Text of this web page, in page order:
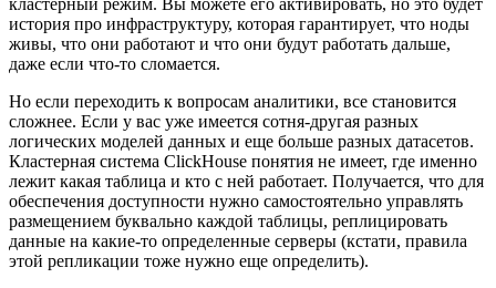
кластерный режим. Вы можете его активировать, но это будет
история про инфраструктуру, которая гарантирует, что ноды
живы, что они работают и что они будут работать дальше,
даже если что-то сломается.
Но если переходить к вопросам аналитики, все становится
сложнее. Если у вас уже имеется сотня-другая разных
логических моделей данных и еще больше разных датасетов.
Кластерная система ClickHouse понятия не имеет, где именно
лежит какая таблица и кто с ней работает. Получается, что для
обеспечения доступности нужно самостоятельно управлять
размещением буквально каждой таблицы, реплицировать
данные на какие-то определенные серверы (кстати, правила
этой репликации тоже нужно еще определить).